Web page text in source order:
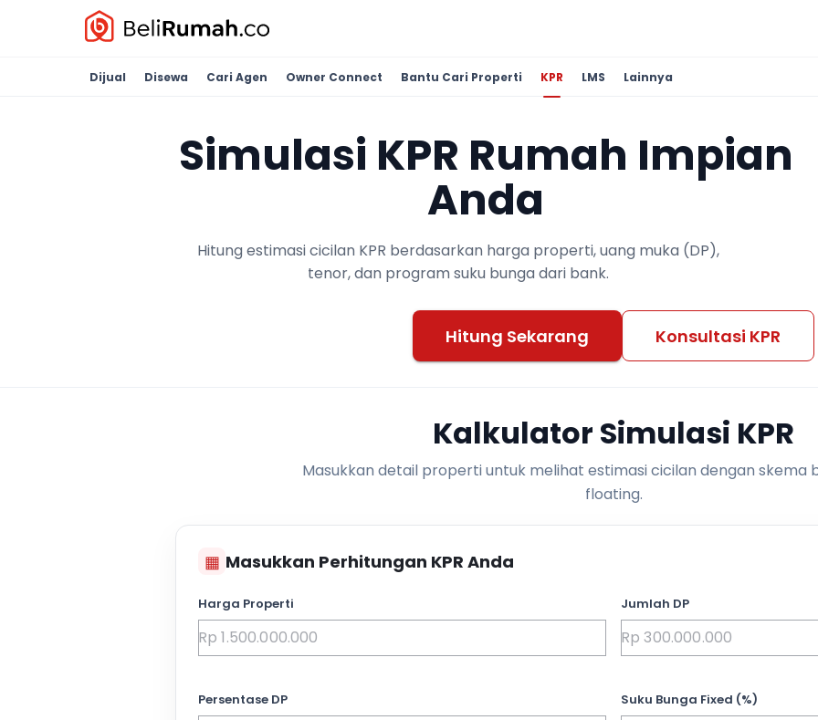
Dijual Disewa Cari Agen Owner Connect Bantu Cari Properti KPR LMS Lainnya
Simulasi KPR Rumah Impian
Anda
Hitung estimasi cicilan KPR berdasarkan harga properti, uang muka (DP),
tenor, dan program suku bunga dari bank.
Hitung Sekarang Konsultasi KPR
Kalkulator Simulasi KPR
Masukkan detail properti untuk melihat estimasi cicilan dengan skema
floating.
▦ Masukkan Perhitungan KPR Anda
Harga Properti Jumlah DP
Persentase DP Suku Bunga Fixed (%)